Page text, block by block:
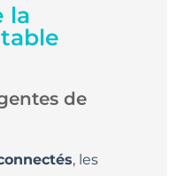
la
de
, les